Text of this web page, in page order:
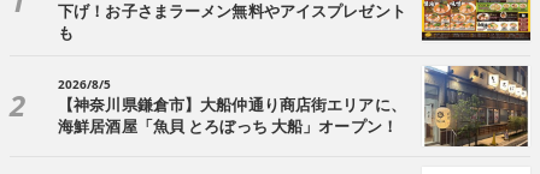
下げ！お子さまラーメン無料やアイスプレゼント
も
2026/8/5
【神奈川県鎌倉市】大船仲通り商店街エリアに、
海鮮居酒屋「魚貝 とろぼっち 大船」オープン！